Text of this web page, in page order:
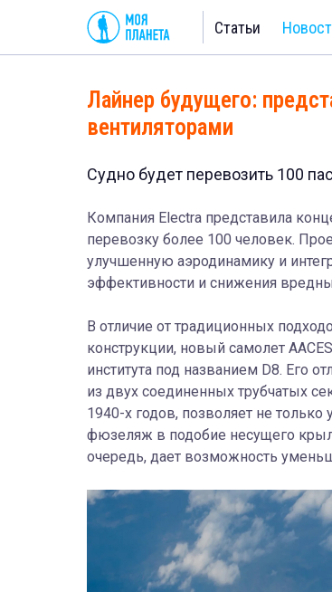
Статьи
Лайнер будущего:
вентиляторами
Судно будет перевозить 100
Компания Electra представила
перевозку более 100 человек.
улучшенную аэродинамику и
эффективности и снижения
В отличие от традиционных
конструкции, новый самолет
института под названием D8. Его
из двух соединенных трубчатых
1940-х годов, позволяет не
фюзеляж в подобие несущего
очередь, дает возможность